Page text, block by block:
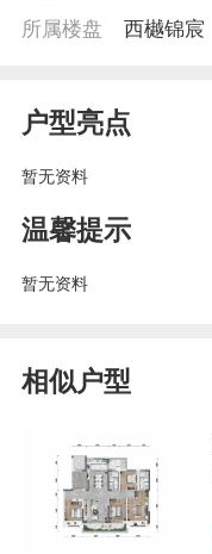
所属楼盘 西樾锦宸
户型亮点
暂无资料
温馨提示
暂无资料
相似户型